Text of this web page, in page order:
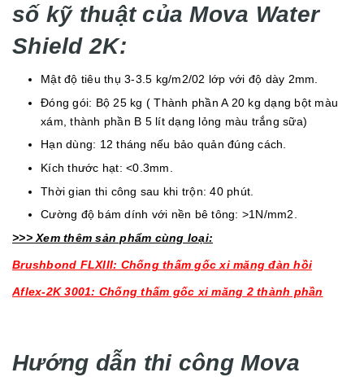
số kỹ thuật của Mova Water
Shield 2K:
Mật độ tiêu thụ 3-3.5 kg/m2/02 lớp với độ dày 2mm.
Đóng gói: Bộ 25 kg ( Thành phần A 20 kg dạng bột màu
xám, thành phần B 5 lít dạng lỏng màu trắng sữa)
Hạn dùng: 12 tháng nếu bảo quản đúng cách.
Kích thước hạt: <0.3mm.
Thời gian thi công sau khi trộn: 40 phút.
Cường độ bám dính với nền bê tông: >1N/mm2.
>>> Xem thêm sản phẩm cùng loại:
Brushbond FLXIII: Chống thấm gốc xi măng đàn hồi
Aflex-2K 3001: Chống thấm gốc xi măng 2 thành phần
Hướng dẫn thi công Mova